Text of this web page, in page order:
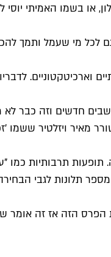
או בשמו האמיתי יוסי
מי שעמל ותמך
וארכיטקטוניים.
חדשים וזה כבר
מאיר ויזלטיר ששמו
תרבותיות כמו
תלונות לגבי
הפרס הזה אז זה